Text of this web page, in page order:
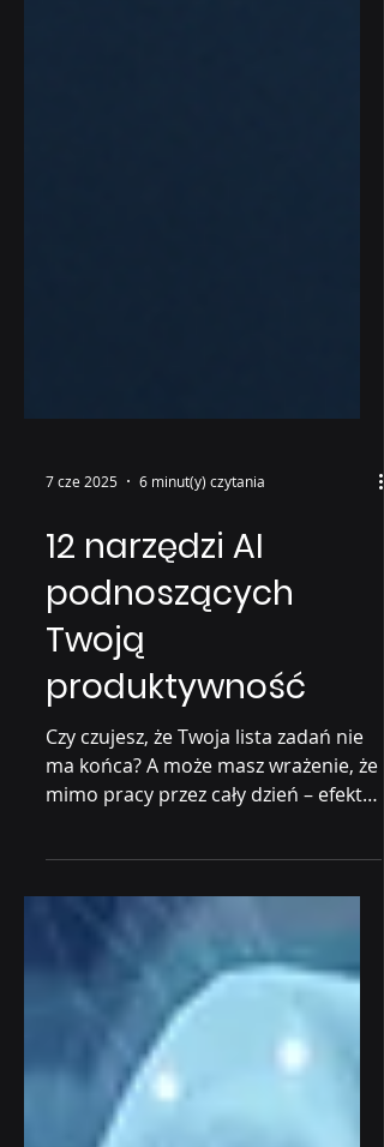
7 cze 2025 6 minut(y) czytania
12 narzędzi AI
podnoszących
Twoją
produktywność
Czy czujesz, że Twoja lista zadań nie
mimo pracy przez cały dzień – efekty
nie są takie, jakich...